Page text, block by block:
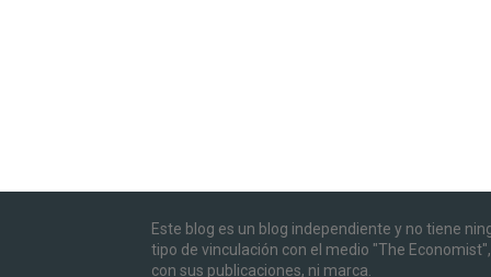
Este blog es un blog independiente y no tiene
tipo de vinculación con el medio "The
con sus publicaciones, ni marca.